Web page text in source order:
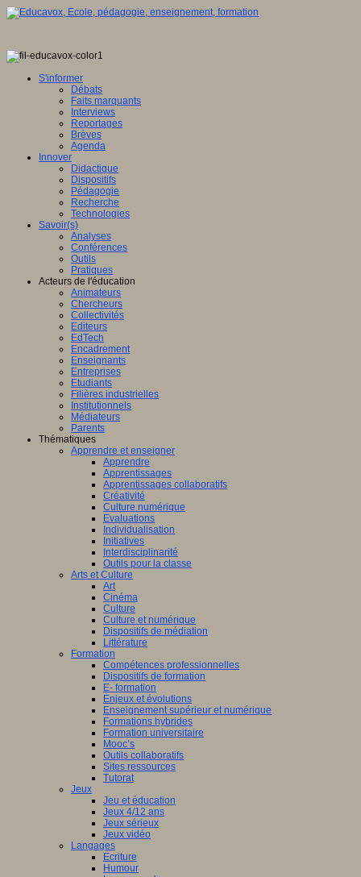
S'informer
Débats
Faits marquants
Interviews
Reportages
Brèves
Agenda
Innover
Didactique
Dispositifs
Pédagogie
Recherche
Technologies
Savoir(s)
Analyses
Conférences
Outils
Pratiques
Acteurs de l'éducation
Animateurs
Chercheurs
Collectivités
Editeurs
EdTech
Encadrement
Enseignants
Entreprises
Etudiants
Filières industrielles
Institutionnels
Médiateurs
Parents
Thématiques
Apprendre et enseigner
Apprendre
Apprentissages
Apprentissages collaboratifs
Créativité
Culture numérique
Evaluations
Individualisation
Initiatives
Interdisciplinarité
Outils pour la classe
Arts et Culture
Art
Cinéma
Culture
Culture et numérique
Dispositifs de médiation
Littérature
Formation
Compétences professionnelles
Dispositifs de formation
E- formation
Enjeux et évolutions
Enseignement supérieur et numérique
Formations hybrides
Formation universitaire
Mooc’s
Outils collaboratifs
Sites ressources
Tutorat
Jeux
Jeu et éducation
Jeux 4/12 ans
Jeux sérieux
Jeux vidéo
Langages
Ecriture
Humour